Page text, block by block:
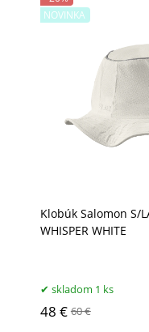
Klobúk Salomon S/
WHISPER WHITE
NOVINKA
skladom 1 ks
48 € 60 €